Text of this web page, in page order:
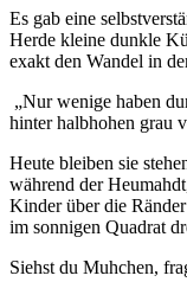
Es gab eine
Herde kleine dunkle
exakt den Wandel in
„Nur wenige haben
hinter halbhohen grau
Heute bleiben sie
während der
Kinder über die
im sonnigen Quadrat
Siehst du Muhchen,